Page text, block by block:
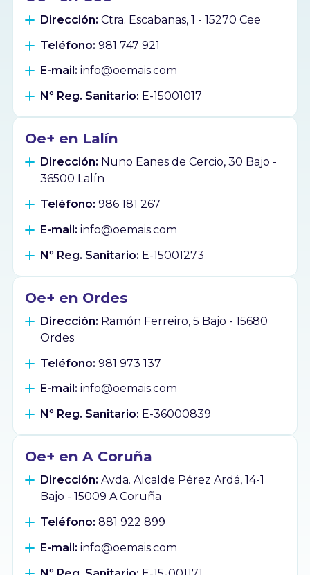
Dirección: Ctra. Escabanas, 1 - 15270 Cee
Teléfono: 981 747 921
E-mail: info@oemais.com
Nº Reg. Sanitario: E-15001017
Oe+ en Lalín
Dirección: Nuno Eanes de Cercio, 30 Bajo -
36500 Lalín
Teléfono: 986 181 267
E-mail: info@oemais.com
Nº Reg. Sanitario: E-15001273
Oe+ en Ordes
Dirección: Ramón Ferreiro, 5 Bajo - 15680
Ordes
Teléfono: 981 973 137
E-mail: info@oemais.com
Nº Reg. Sanitario: E-36000839
Oe+ en A Coruña
Dirección: Avda. Alcalde Pérez Ardá, 14-1
Bajo - 15009 A Coruña
Teléfono: 881 922 899
E-mail: info@oemais.com